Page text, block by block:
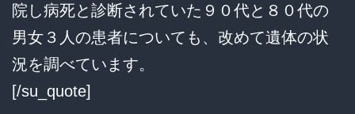
院し病死と診断されていた９０代と８０代の
男女３人の患者についても、改めて遺体の状
況を調べています。
[/su_quote]